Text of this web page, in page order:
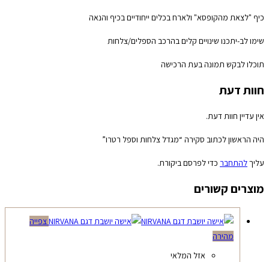
כיף "לצאת מהקופסא" ולארח בכלים ייחודיים בכיף והנאה
שימו לב-יתכנו שינויים קלים בהרכב הספלים/צלחות
תוכלו לבקש תמונה בעת הרכישה
חוות דעת
אין עדיין חוות דעת.
היה הראשון לכתוב סקירה “מגדל צלחות וספל רטרו”
עליךלהתחבר כדי לפרסם ביקורת.
מוצרים קשורים
צפייה
מהירה
אזל המלאי